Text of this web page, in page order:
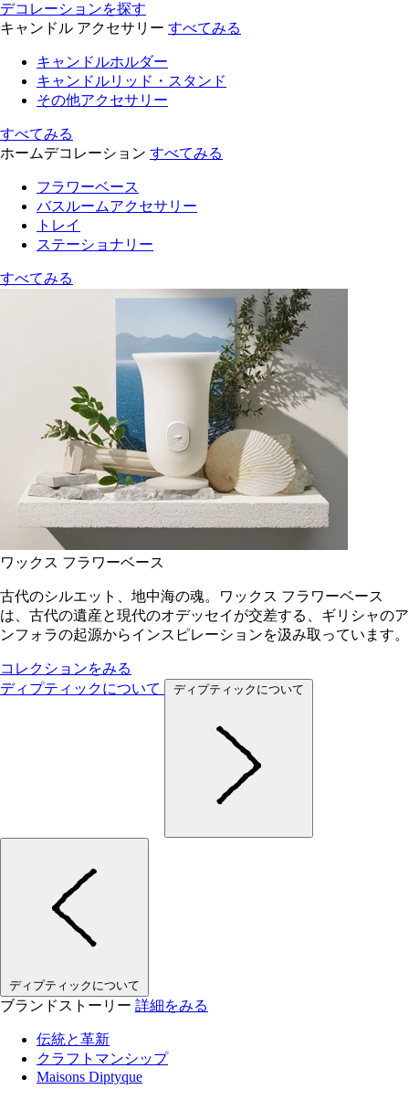
デコレーションを探す
キャンドル アクセサリー すべてみる
キャンドルホルダー
キャンドルリッド・スタンド
その他アクセサリー
すべてみる
ホームデコレーション すべてみる
フラワーベース
バスルームアクセサリー
トレイ
ステーショナリー
すべてみる
ワックス フラワーベース
古代のシルエット、地中海の魂。ワックス フラワーベース
は、古代の遺産と現代のオデッセイが交差する、ギリシャのア
ンフォラの起源からインスピレーションを汲み取っています。
コレクションをみる
ディプティックについて
ディプティックについて
ディプティックについて
ブランドストーリー 詳細をみる
伝統と革新
クラフトマンシップ
Maisons Diptyque